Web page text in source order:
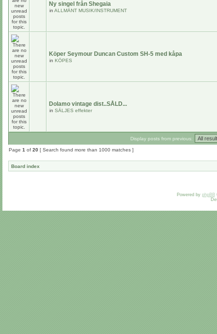
Ny singel från Shegaia
in ALLMÄNT MUSIK/INSTRUMENT
Köper Seymour Duncan Custom SH-5 med kåpa
in KÖPES
Dolamo vintage dist..SÅLD...
in SÄLJES effekter
Display posts from previous:
Page 1 of 20 [ Search found more than 1000 matches ]
Board index
Powered by phpBB